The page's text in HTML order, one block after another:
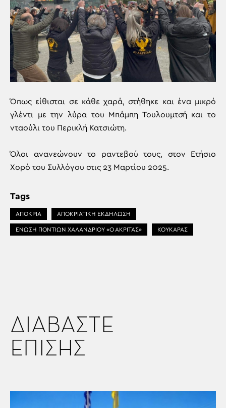
Όπως είθισται σε κάθε χαρά, στήθηκε και ένα μικρό
γλέντι με την λύρα του Μπάμπη Τουλουμτσή και το
νταούλι του Περικλή Κατσιώτη.
Όλοι ανανεώνουν το ραντεβού τους, στον Ετήσιο
Χορό του Συλλόγου στις 23 Μαρτίου 2025.
Tags
ΑΠΟΚΡΙΑ ΑΠΟΚΡΙΑΤΙΚΗ ΕΚΔΗΛΩΣΗ
ΕΝΩΣΗ ΠΟΝΤΙΩΝ ΧΑΛΑΝΔΡΙΟΥ «Ο ΑΚΡΙΤΑΣ» ΚΟΥΚΑΡΑΣ
ΔΙΑΒΑΣΤΕ
ΕΠΙΣΗΣ